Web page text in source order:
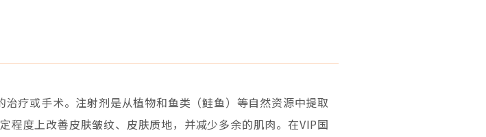
疗或手术。注射剂是从植物和鱼类（鲑鱼）等自然资源中提取
程度上改善皮肤皱纹、皮肤质地，并减少多余的肌肉。在VIP国